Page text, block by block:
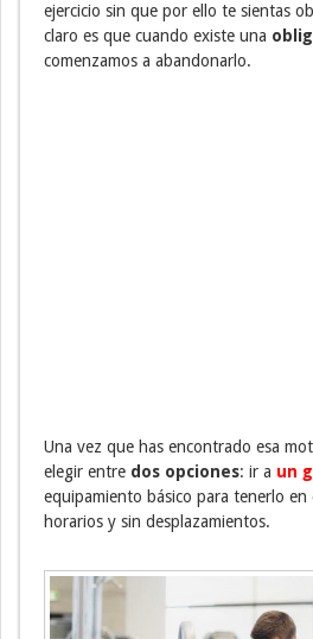
ejercicio sin que por ello te sientas
claro es que cuando existe una
comenzamos a abandonarlo.
Una vez que has encontrado esa
elegir entre dos opciones: ir a un
equipamiento básico para tenerlo en
horarios y sin desplazamientos.